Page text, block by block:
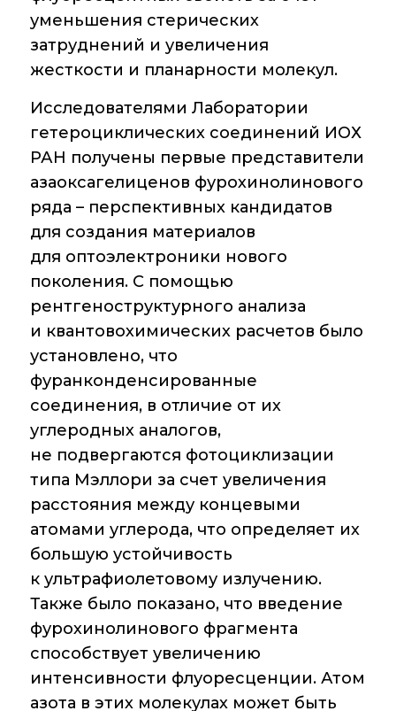
Основные
направления
деятельности
достижения
института
Научный Совет РАН
по органической
химии
Искусственный
интеллект (ИИ)
в химии
Аддитивные
технологии
Электронная
микроскопия
Награды
сотрудников ИОХ
РАН
Мероприятия
Конференции
Журналы
Национальные
проекты России
Разработки
уменьшения стерических
затруднений и увеличения
жесткости и планарности молекул.
Исследователями Лаборатории
гетероциклических соединений ИОХ
РАН получены первые представители
азаоксагелиценов фурохинолинового
ряда – перспективных кандидатов
для создания материалов
для оптоэлектроники нового
поколения. С помощью
рентгеноструктурного анализа
и квантовохимических расчетов было
установлено, что
фуранконденсированные
соединения, в отличие от их
углеродных аналогов,
не подвергаются фотоциклизации
типа Мэллори за счет увеличения
расстояния между концевыми
атомами углерода, что определяет их
большую устойчивость
к ультрафиолетовому излучению.
Также было показано, что введение
фурохинолинового фрагмента
способствует увеличению
интенсивности флуоресценции. Атом
азота в этих молекулах может быть